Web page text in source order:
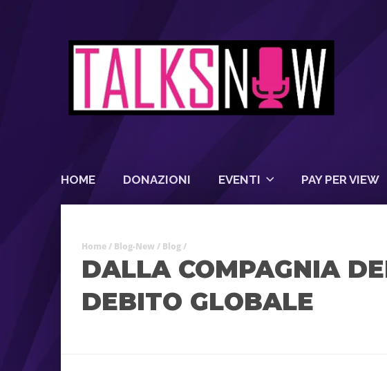
HOME DONAZIONI EVENTI PAY PER VIEW
Home/ Blog-New/ Blog/
DALLA COMPAGNIA
DEBITO GLOBALE